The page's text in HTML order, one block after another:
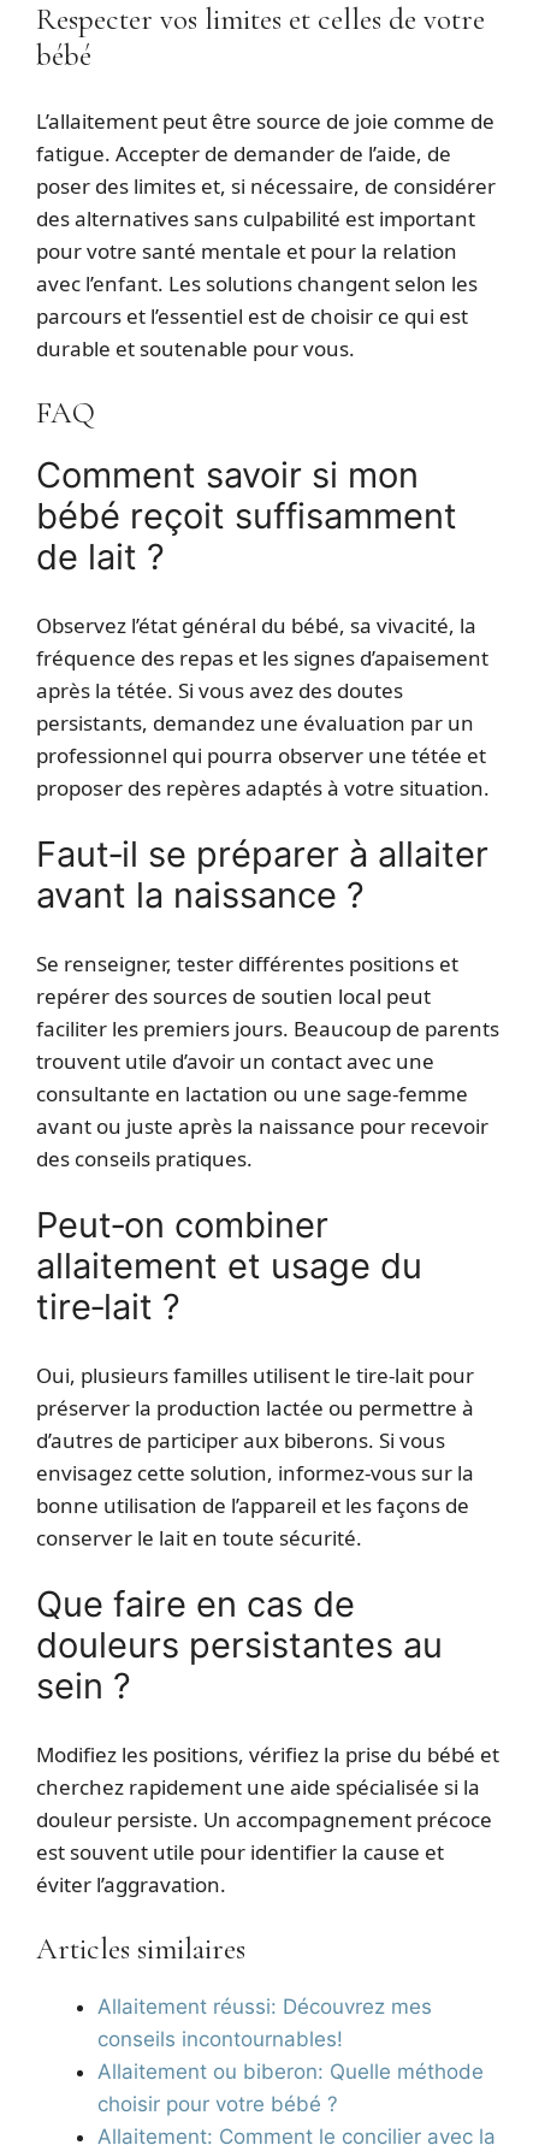
Respecter vos limites et celles de votre
bébé
L’allaitement peut être source de joie comme de
fatigue. Accepter de demander de l’aide, de
poser des limites et, si nécessaire, de considérer
des alternatives sans culpabilité est important
pour votre santé mentale et pour la relation
avec l’enfant. Les solutions changent selon les
parcours et l’essentiel est de choisir ce qui est
durable et soutenable pour vous.
FAQ
Comment savoir si mon
bébé reçoit suffisamment
de lait ?
Observez l’état général du bébé, sa vivacité, la
fréquence des repas et les signes d’apaisement
après la tétée. Si vous avez des doutes
persistants, demandez une évaluation par un
professionnel qui pourra observer une tétée et
proposer des repères adaptés à votre situation.
Faut‑il se préparer à allaiter
avant la naissance ?
Se renseigner, tester différentes positions et
repérer des sources de soutien local peut
faciliter les premiers jours. Beaucoup de parents
trouvent utile d’avoir un contact avec une
consultante en lactation ou une sage‑femme
avant ou juste après la naissance pour recevoir
des conseils pratiques.
Peut‑on combiner
allaitement et usage du
tire‑lait ?
Oui, plusieurs familles utilisent le tire‑lait pour
préserver la production lactée ou permettre à
d’autres de participer aux biberons. Si vous
envisagez cette solution, informez‑vous sur la
bonne utilisation de l’appareil et les façons de
conserver le lait en toute sécurité.
Que faire en cas de
douleurs persistantes au
sein ?
Modifiez les positions, vérifiez la prise du bébé et
cherchez rapidement une aide spécialisée si la
douleur persiste. Un accompagnement précoce
est souvent utile pour identifier la cause et
éviter l’aggravation.
Articles similaires
Allaitement réussi: Découvrez mes
conseils incontournables!
Allaitement ou biberon: Quelle méthode
choisir pour votre bébé ?
Allaitement: Comment le concilier avec la